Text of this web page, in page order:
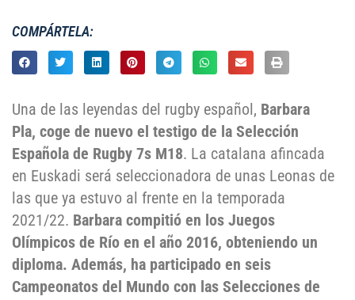
COMPÁRTELA:
Una de las leyendas del rugby español, Barbara
Pla, coge de nuevo el testigo de la Selección
Española de Rugby 7s M18. La catalana afincada
en Euskadi será seleccionadora de unas Leonas de
las que ya estuvo al frente en la temporada
2021/22. Barbara compitió en los Juegos
Olímpicos de Río en el año 2016, obteniendo un
diploma. Además, ha participado en seis
Campeonatos del Mundo con las Selecciones de